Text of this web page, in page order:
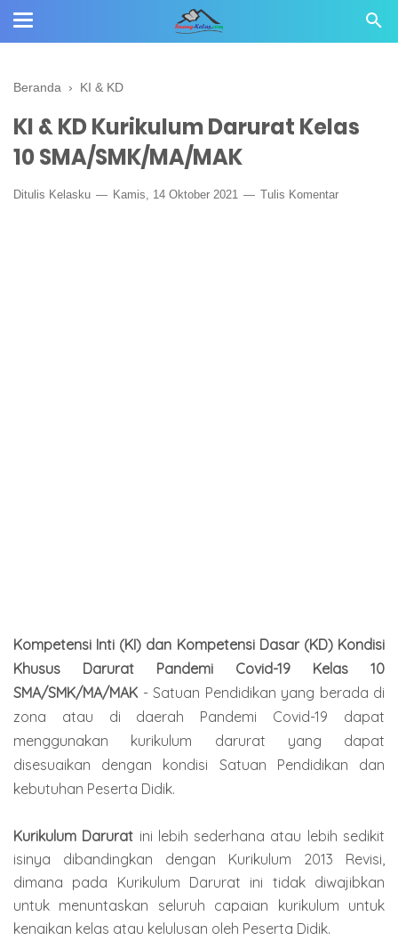
Beranda › KI & KD
KI & KD Kurikulum Darurat Kelas
10 SMA/SMK/MA/MAK
Ditulis Kelasku Kamis, 14 Oktober 2021 Tulis Komentar
Kompetensi Inti (KI) dan Kompetensi Dasar (KD) Kondisi
Khusus Darurat Pandemi Covid-19 Kelas 10
SMA/SMK/MA/MAK - Satuan Pendidikan yang berada di
zona atau di daerah Pandemi Covid-19 dapat
menggunakan kurikulum darurat yang dapat
disesuaikan dengan kondisi Satuan Pendidikan dan
kebutuhan Peserta Didik.
Kurikulum Darurat ini lebih sederhana atau lebih sedikit
isinya dibandingkan dengan Kurikulum 2013 Revisi,
dimana pada Kurikulum Darurat ini tidak diwajibkan
untuk menuntaskan seluruh capaian kurikulum untuk
kenaikan kelas atau kelulusan oleh Peserta Didik.